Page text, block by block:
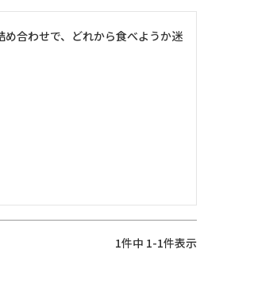
合わせで、どれから食べようか迷
1件中 1-1件表示